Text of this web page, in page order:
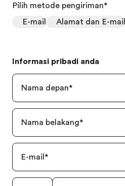
Pilih metode pengiriman*
E-mail
Alamat dan E-mail
Informasi pribadi anda
Nama depan*
Nama belakang*
E-mail *